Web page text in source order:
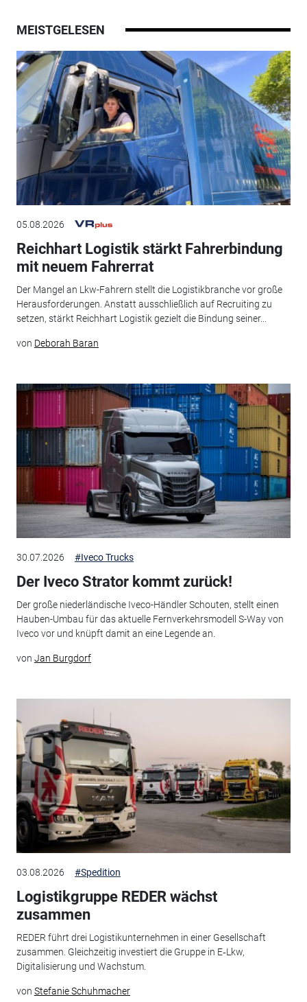
MEISTGELESEN
05.08.2026
Reichhart Logistik stärkt Fahrerbindung
mit neuem Fahrerrat
Der Mangel an Lkw-Fahrern stellt die Logistikbranche vor große
Herausforderungen. Anstatt ausschließlich auf Recruiting zu
setzen, stärkt Reichhart Logistik gezielt die Bindung seiner...
von Deborah Baran
30.07.2026 #Iveco Trucks
Der Iveco Strator kommt zurück!
Der große niederländische Iveco-Händler Schouten, stellt einen
Hauben-Umbau für das aktuelle Fernverkehrsmodell S-Way von
Iveco vor und knüpft damit an eine Legende an.
von Jan Burgdorf
03.08.2026 #Spedition
Logistikgruppe REDER wächst
zusammen
REDER führt drei Logistikunternehmen in einer Gesellschaft
zusammen. Gleichzeitig investiert die Gruppe in E‑Lkw,
Digitalisierung und Wachstum.
von Stefanie Schuhmacher